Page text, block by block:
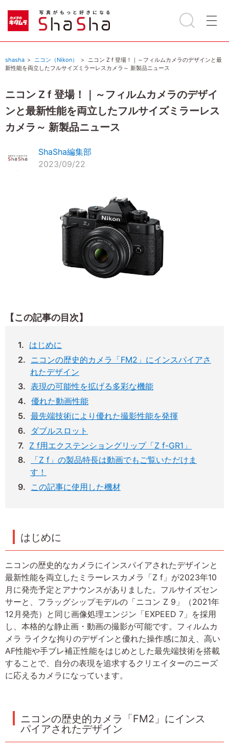
shasha ニコン（Nikon）
ニコン Z f 登場！｜～フィルムカメラのデザインと最
新性能を両立したフルサイズミラーレスカメラ～ 新製品ニュース
ニコン Z f 登場！｜～フィルムカメラのデザイ
ンと最新性能を両立したフルサイズミラーレス
カメラ～ 新製品ニュース
ShaSha編集部
2023/09/22
【この記事の目次】
はじめに
ニコンの歴史的カメラ「FM2」にインスパイアさ
れたデザイン
表現の可能性を拡げる多彩な機能
優れた動画性能
最先端技術により優れた撮影性能を発揮
ダブルスロット
Z f用エクステンショングリップ「Z f-GR1」
「Z f」の製品特長は動画でもご覧いただけま
す！
この記事に使用した機材
はじめに
ニコンの歴史的なカメラにインスパイアされたデザインと
最新性能を両立したミラーレスカメラ「Z f」が2023年10
月に発売予定とアナウンスがありました。フルサイズセン
サーと、フラッグシップモデルの「ニコン Z 9」（2021年
12月発売）と同じ画像処理エンジン「EXPEED 7」を採用
し、本格的な静止画・動画の撮影が可能です。フィルムカ
メラ ライクな拘りのデザインと優れた操作感に加え、高い
AF性能や手ブレ補正性能をはじめとした最先端技術を搭載
することで、自分の表現を追求するクリエイターのニーズ
に応えるカメラになっています。
ニコンの歴史的カメラ「FM2」にインス
パイアされたデザイン